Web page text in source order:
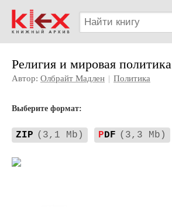
Религия и мировая политика
Автор: Олбрайт Мадлен | Политика
Выберите формат:
ZIP (3,1 Mb) PDF (3,3 Mb)